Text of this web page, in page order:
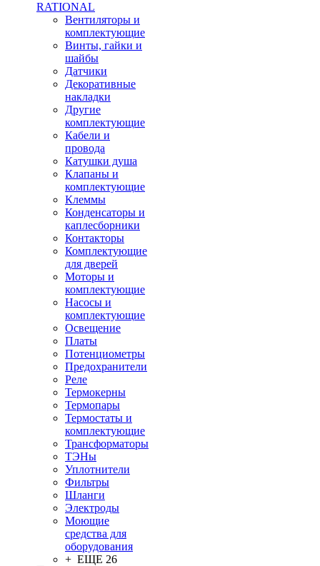
RATIONAL
Вентиляторы и
комплектующие
Винты, гайки и
шайбы
Датчики
Декоративные
накладки
Другие
комплектующие
Кабели и
провода
Катушки душа
Клапаны и
комплектующие
Клеммы
Конденсаторы и
каплесборники
Контакторы
Комплектующие
для дверей
Моторы и
комплектующие
Насосы и
комплектующие
Освещение
Платы
Потенциометры
Предохранители
Реле
Термокерны
Термопары
Термостаты и
комплектующие
Трансформаторы
ТЭНы
Уплотнители
Фильтры
Шланги
Электроды
Моющие
средства для
оборудования
+ ЕЩЕ 26